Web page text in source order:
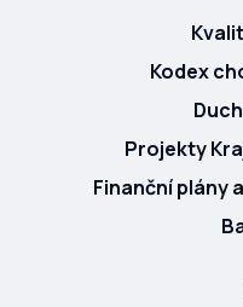
Kodex
Projekty
Finanční plány